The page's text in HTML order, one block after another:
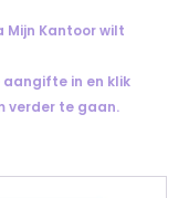
Mijn Kantoor wilt
aangifte in en klik
verder te gaan.